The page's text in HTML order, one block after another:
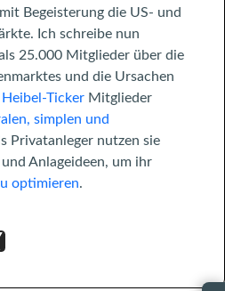
Begeisterung die US- und
Ich schreibe nun
25.000 Mitglieder über die
und die Ursachen
Heibel-Ticker Mitglieder
simplen und
Privatanleger nutzen sie
Anlageideen, um ihr
optimieren.